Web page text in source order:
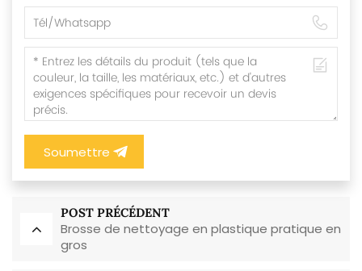
Soumettre
POST PRÉCÉDENT
Brosse de nettoyage en plastique pratique en
gros